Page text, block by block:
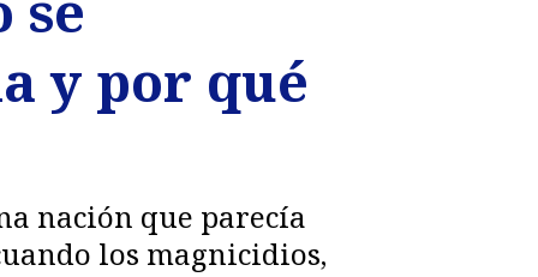
y por qué
nación que parecía
los magnicidios,